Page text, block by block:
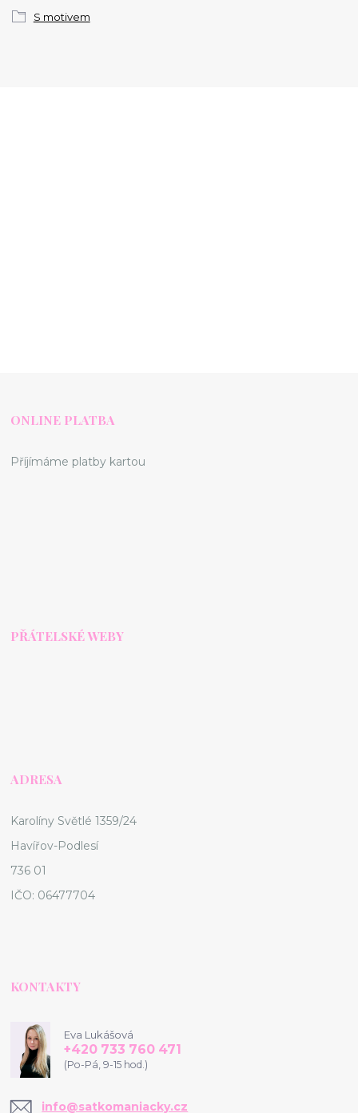
S motivem
ONLINE PLATBA
Příjímáme platby kartou
PŘÁTELSKÉ WEBY
ADRESA
Karolíny Světlé 1359/24
Havířov-Podlesí
736 01
IČO: 06477704
KONTAKTY
Eva Lukášová
+420 733 760 471
(Po-Pá, 9-15 hod.)
info@satkomaniacky.cz